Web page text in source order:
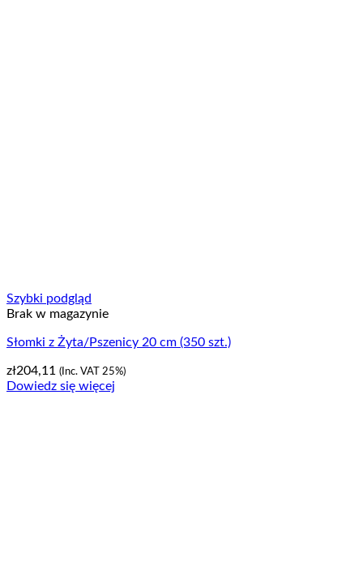
Szybki podgląd
Brak w magazynie
Słomki z Żyta/Pszenicy 20 cm (350 szt.)
zł204,11 (Inc. VAT 25%)
Dowiedz się więcej